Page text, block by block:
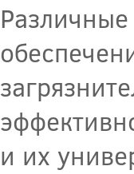
и их